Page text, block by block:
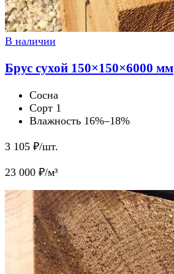
В наличии
Брус сухой 150×150×6000 мм
Сосна
Сорт 1
Влажность 16%–18%
3 105 ₽/шт.
23 000 ₽/м³